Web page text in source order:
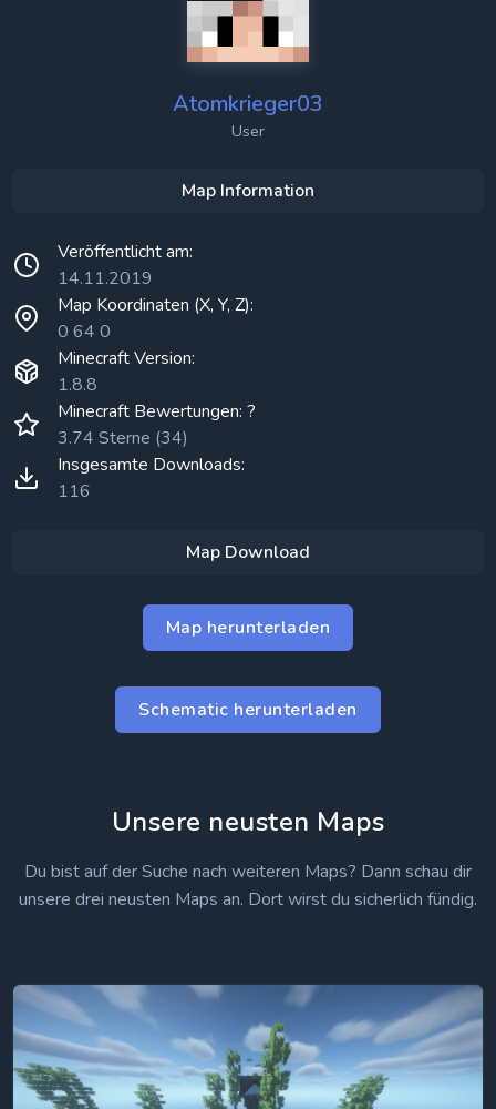
Atomkrieger03
User
Map Information
Veröffentlicht am:
14.11.2019
Map Koordinaten (X, Y, Z):
0 64 0
Minecraft Version:
1.8.8
Minecraft Bewertungen: ?
3.74 Sterne (34)
Insgesamte Downloads:
116
Map Download
Map herunterladen
Schematic herunterladen
Unsere neusten Maps
Du bist auf der Suche nach weiteren Maps? Dann schau dir
unsere drei neusten Maps an. Dort wirst du sicherlich fündig.